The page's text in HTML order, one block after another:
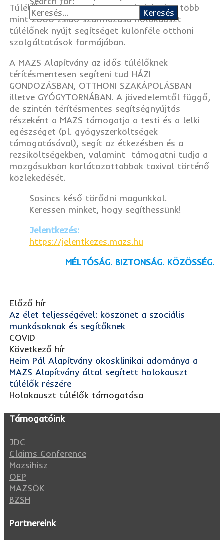
Túlélőket Támogató Programja jelenleg több
mint 2600 zsidó származású holokauszt
túlélőnek nyújt segítséget különféle otthoni
szolgáltatások formájában.
A MAZS Alapítvány az idős túlélőknek
térítésmentesen segíteni tud HÁZI
GONDOZÁSBAN, OTTHONI SZAKÁPOLÁSBAN
illetve GYÓGYTORNÁBAN. A jövedelemtől függő,
de szintén térítésmentes segítségnyújtás
részeként a MAZS támogatja a testi és a lelki
egészséget (pl. gyógyszerköltségek
támogatásával), segít az étkezésben és a
rezsiköltségekben, valamint támogatni tudja a
mozgásukban korlátozottabbak taxival történő
közlekedését.
Sosincs késő törődni magunkkal.
Keressen minket, hogy segíthessünk!
Jelentkezés:
https://jelentkezes.mazs.hu
MÉLTÓSÁG. BIZTONSÁG. KÖZÖSSÉG.
Előző hír
Az élet teljességével: köszönet a szociális
munkásoknak és segítőknek
COVID
Következő hír
Heim Pál Alapítvány okosklinikai adománya a
MAZS Alapítvány által segített holokauszt
túlélők részére
Holokauszt túlélők támogatása
Támogatóink
JDC
Claims Conference
Mazsihisz
OEP
MAZSÖK
BZSH
Partnereink